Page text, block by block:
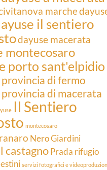
marche
il sentiero
dayuse macerata
montecosaro
porto sant'elpidio
di fermo
di macerata
Il Sentiero
montecosaro
Nero Giardini
castagnoPrada rifugio
servizi fotografici e